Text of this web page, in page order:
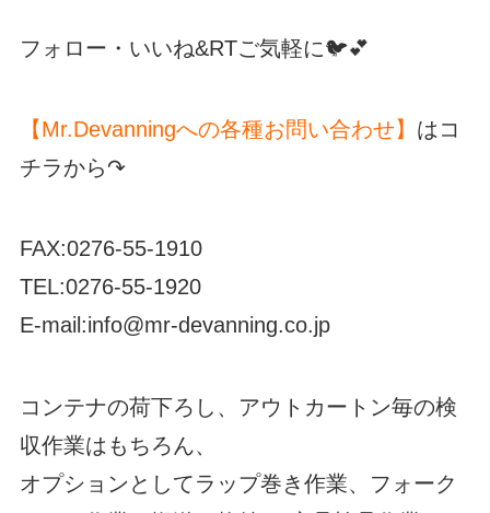
フォロー・いいね&RTご気軽に🐦💕
【Mr.Devanningへの各種お問い合わせ】 はコ
チラから↷
FAX:0276-55-1910
TEL:0276-55-1920
E-mail:info@mr-devanning.co.jp
コンテナの荷下ろし、アウトカートン毎の検
収作業はもちろん、
オプションとしてラップ巻き作業、フォーク